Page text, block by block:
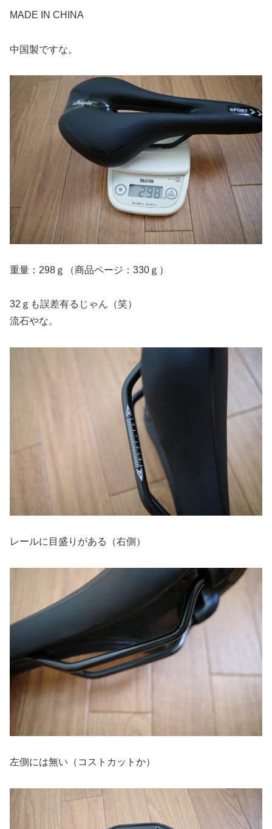
MADE IN CHINA
中国製ですな。
重量：298ｇ（商品ページ：330ｇ）
32ｇも誤差有るじゃん（笑）
流石やな。
レールに目盛りがある（右側）
左側には無い（コストカットか）